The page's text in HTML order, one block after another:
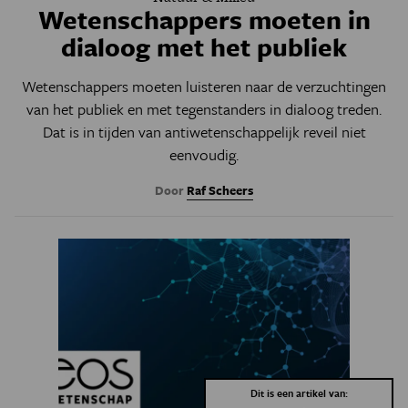
Wetenschappers moeten in
dialoog met het publiek
Wetenschappers moeten luisteren naar de verzuchtingen
van het publiek en met tegenstanders in dialoog treden.
Dat is in tijden van antiwetenschappelijk reveil niet
eenvoudig.
Door Raf Scheers
Dit is een artikel van: